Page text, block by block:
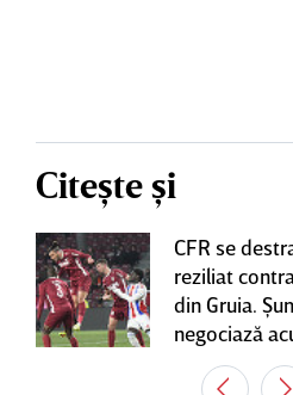
Citește și
CFR se
reziliat
din Gruia.
negociază
Varga, care